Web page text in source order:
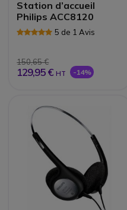
Station d’accueil
Philips ACC8120
5 de 1 Avis
150,65 €
129,95 € HT -14%